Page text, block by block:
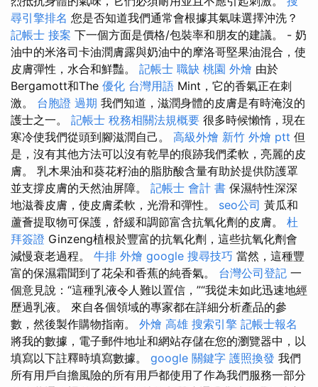
尋引擎排名 您是否知道我們通常會根據其氣味選擇沖洗？
記帳士 接案 下一個方面是價格/包裝率和朋友的建議。 - 奶
油中的米洛司卡油潤膚露與奶油中的摩洛哥堅果油混合，使
皮膚彈性，水合和鮮豔。 記帳士 職缺 桃園 外燴 由於
Bergamott和The 優化 台灣用語 Mint，它的香氣正在刺
激。 台胞證 過期 我們知道，滋潤身體的皮膚是有時淹沒的
護士之一。 記帳士 稅務相關法規概要 很多時候懶惰，現在
寒冷使我們從頭到腳滋潤自己。 高級外燴 新竹 外燴 ptt 但
是，沒有其他方法可以沒有乾旱的痕跡我們柔軟，亮麗的皮
膚。 乳木果油和葵花籽油的脂肪酸含量有助於提供防護罩
並支撐皮膚的天然油屏障。 記帳士 會計 書 保濕特性深深
地滋養皮膚，使皮膚柔軟，光滑和彈性。 seo公司 黃瓜和
蘆薈提取物可保護，舒緩和調節富含抗氧化劑的皮膚。 杜
拜簽證 Ginzeng植根於豐富的抗氧化劑，這些抗氧化劑會
減慢衰老過程。 牛排 外燴 google 搜尋技巧 當然，這種豐
富的保濕霜聞到了花朵和香蕉的純香氣。 台灣公司登記 一
個意見說：“這種乳液令人難以置信，”“我從未如此迅速地經
歷過乳液。 來自各個領域的專家都在詳細分析產品的參
數，然後製作購物指南。 外燴 高雄 搜索引擎 記帳士報名
將我的數據，電子郵件地址和網站存儲在您的瀏覽器中，以
填寫以下註釋時填寫數據。 google 關鍵字 護照換發 我們
所有用戶自擔風險的所有用戶都使用了作為我們服務一部分